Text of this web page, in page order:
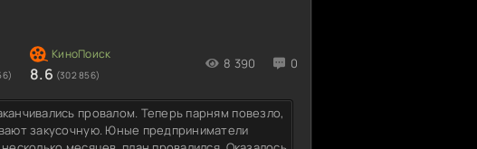
8.6 (302 856)
8 390 0
провалом. Теперь парням повезло,
закусочную. Юные предприниматели